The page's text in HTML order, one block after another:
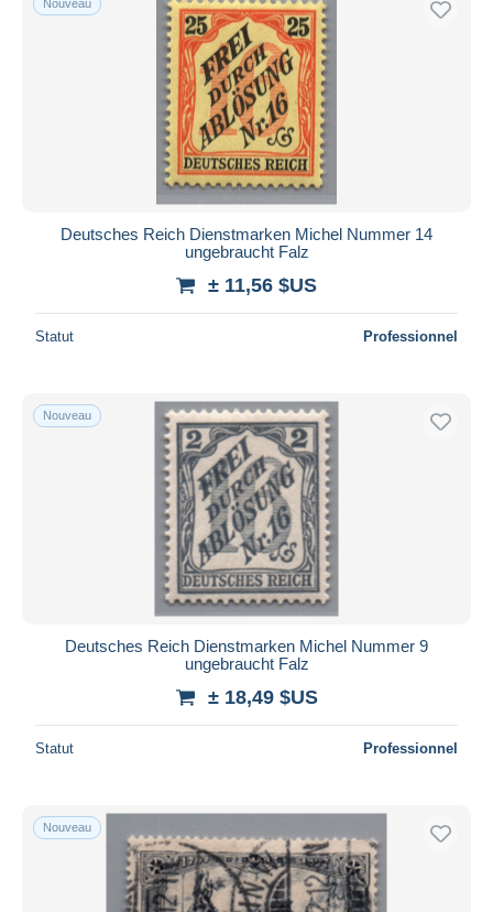
Nouveau
Deutsches Reich Dienstmarken Michel Nummer 14
ungebraucht Falz
± 11,56 $US
Statut Professionnel
Nouveau
Deutsches Reich Dienstmarken Michel Nummer 9
ungebraucht Falz
± 18,49 $US
Statut Professionnel
Nouveau